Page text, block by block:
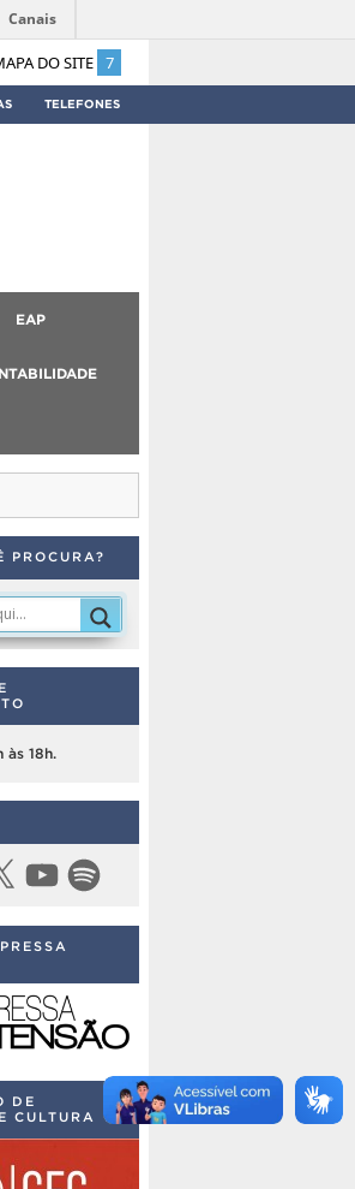
DO SITE 7
Canais
TELEFONES
EAP
PROCURA?
às 18h.
YouTubeSpotify
DE
CULTURA